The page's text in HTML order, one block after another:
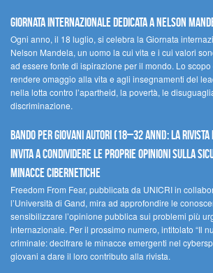
Giornata internazionale dedicata a Nelson
Ogni anno, il 18 luglio, si celebra la Giornata
Nelson Mandela, un uomo la cui vita e i cui valori
ad essere fonte di ispirazione per il mondo. Lo
rendere omaggio alla vita e agli insegnamenti del
nella lotta contro l’apartheid, la povertà, le
discriminazione.
Bando per giovani autori (18–32 anni): la Rivista
invita a condividere le proprie opinioni sulla
minacce cibernetiche
Freedom From Fear, pubblicata da UNICRI in
l’Università di Gand, mira ad approfondire le
sensibilizzare l’opinione pubblica sui problemi più
internazionale. Per il prossimo numero, intitolato “Il
criminale: decifrare le minacce emergenti nel
giovani a dare il loro contributo alla rivista.